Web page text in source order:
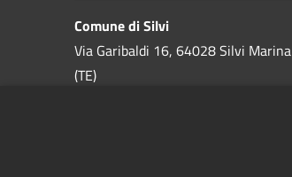
Comune di Silvi
Via Garibaldi 16, 64028 Silvi Marina
(TE)